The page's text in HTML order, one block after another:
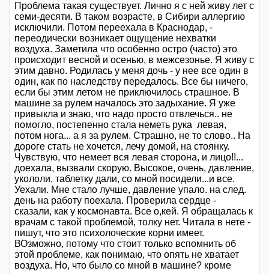
Проблема такая существует. Лично я с ней живу лет с
семи-десяти. В таком возрасте, в Сибири аллергию
исключили. Потом переехала в Краснодар, -
переодически возникает ощущение нехватки
воздуха. Заметила что особенно остро (часто) это
происходит весной и осенью, в межсезонье. Я живу с
этим давно. Родилась у меня дочь - у нее все один в
один, как по наследству передалось. Все бы ничего,
если бы этим летом не приключилось страшное. В
машине за рулем началось это задыхание. Я уже
привыкла и знаю, что надо просто отвлечься.. не
помогло, постепенно стала неметь рука левая,
потом нога... а я за рулем. Страшно, не то слово.. На
дороге стать не хочется, лечу домой, на стоянку.
Чувствую, что немеет вся левая сторона, и лицо!!...
доехала, вызвали скорую. Высокое, очень, давление,
укололи, таблетку дали, со мной посидели...и все.
Уехали. Мне стало лучше, давление упало. на след.
день на работу поехала. Проверила сердце -
сказали, как у космонавта. Все о,кей. Я обращалась к
врачам с такой проблемой, толку нет. Читала в нете -
пишут, что это психолоческие корни имеет.
ВОзможно, потому что стоит только вспомнить об
этой проблеме, как понимаю, что опять не хватает
воздуха. Но, что было со мной в машине? кроме